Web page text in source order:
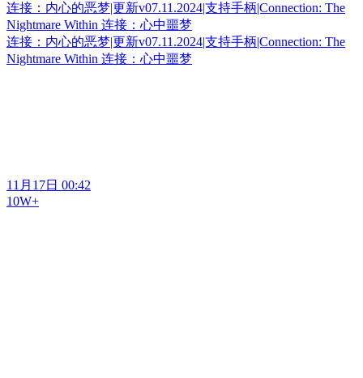
连接：内心的恶梦|更新v07.11.2024|支持手柄|Connection: The
Nightmare Within 连接：心中噩梦
连接：内心的恶梦|更新v07.11.2024|支持手柄|Connection: The
Nightmare Within 连接：心中噩梦
11月17日 00:42
10W+